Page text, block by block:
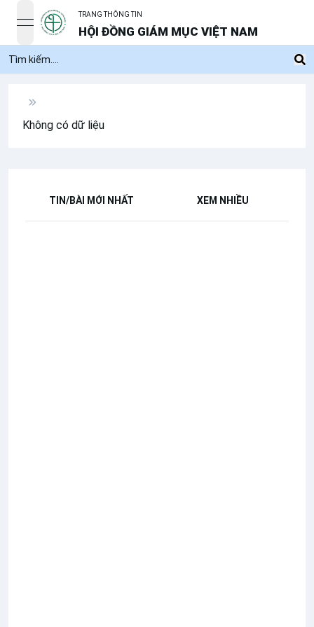
open navigation menu
TRANG THÔNG TIN
HỘI ĐỒNG GIÁM MỤC VIỆT NAM
Không có dữ liệu
TIN/BÀI MỚI NHẤT XEM NHIỀU